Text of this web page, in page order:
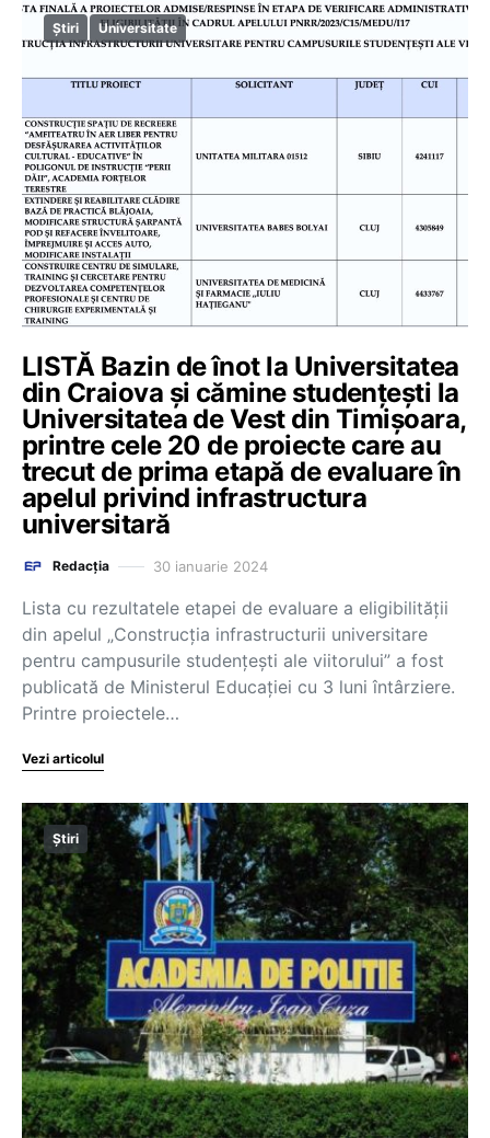
Știri Universitate
LISTĂ Bazin de înot la Universitatea
din Craiova și cămine studențești la
Universitatea de Vest din Timișoara,
printre cele 20 de proiecte care au
trecut de prima etapă de evaluare în
apelul privind infrastructura
universitară
Redacția 30 ianuarie 2024
Lista cu rezultatele etapei de evaluare a eligibilității
din apelul „Construcția infrastructurii universitare
pentru campusurile studențești ale viitorului” a fost
publicată de Ministerul Educației cu 3 luni întârziere.
Printre proiectele…
Vezi articolul
Știri